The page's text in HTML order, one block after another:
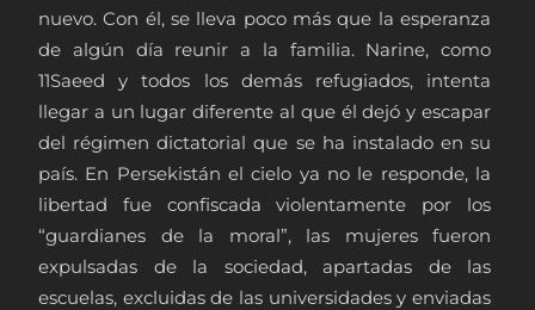
nuevo. Con él, se lleva poco más que la esperanza
de algún día reunir a la familia. Narine, como
11Saeed y todos los demás refugiados, intenta
llegar a un lugar diferente al que él dejó y escapar
del régimen dictatorial que se ha instalado en su
país. En Persekistán el cielo ya no le responde, la
libertad fue confiscada violentamente por los
“guardianes de la moral”, las mujeres fueron
expulsadas de la sociedad, apartadas de las
escuelas, excluidas de las universidades y enviadas